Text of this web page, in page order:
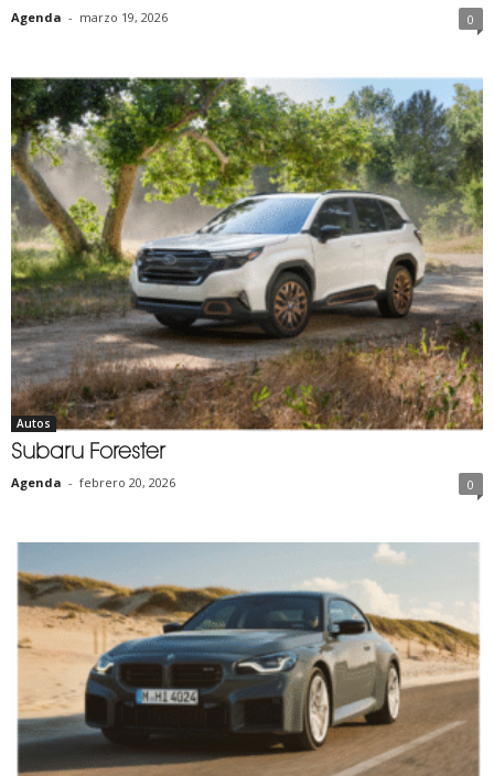
Agenda - marzo 19, 2026 0
Autos
Subaru Forester
Agenda - febrero 20, 2026 0